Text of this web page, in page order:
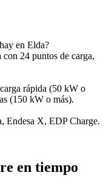
en Elda?
24 puntos de carga,
rápida (50 kW o
(150 kW o más).
Endesa X, EDP Charge.
en tiempo